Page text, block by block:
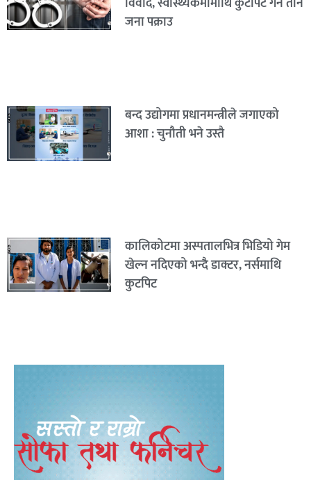
जना पक्राउ
बन्द उद्योगमा प्रधानमन्त्रीले जगाएको
आशा : चुनौती भने उस्तै
कालिकोटमा अस्पतालभित्र भिडियो गेम
खेल्न नदिएको भन्दै डाक्टर, नर्समाथि
कुटपिट